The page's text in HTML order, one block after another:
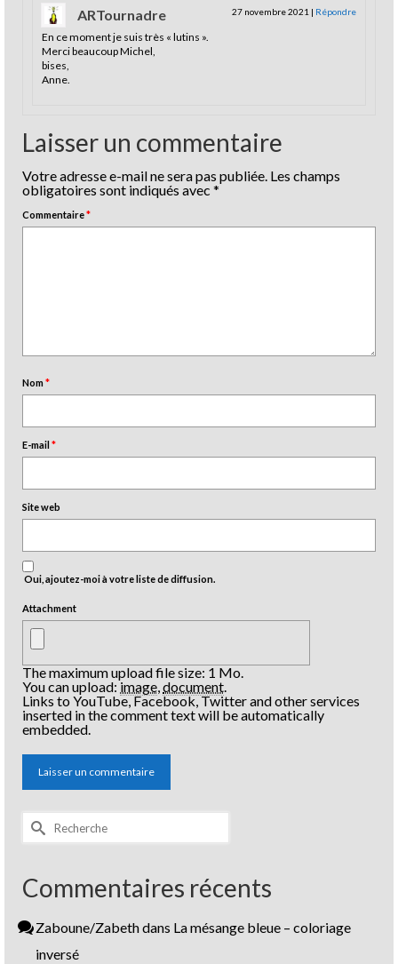
ARTournadre 27 novembre 2021 | Répondre
En ce moment je suis très « lutins ».
Merci beaucoup Michel,
bises,
Anne.
Laisser un commentaire
Votre adresse e-mail ne sera pas publiée. Les champs
obligatoires sont indiqués avec *
Commentaire*
Nom*
E-mail *
Site web
Oui, ajoutez-moi à votre liste de diffusion.
Attachment
The maximum upload file size: 1 Mo.
You can upload: image,document.
Links to YouTube, Facebook, Twitter and other services
inserted in the comment text will be automatically
embedded.
Rechercher :
Commentaires récents
Zaboune/Zabethdans La mésange bleue – coloriage
inversé